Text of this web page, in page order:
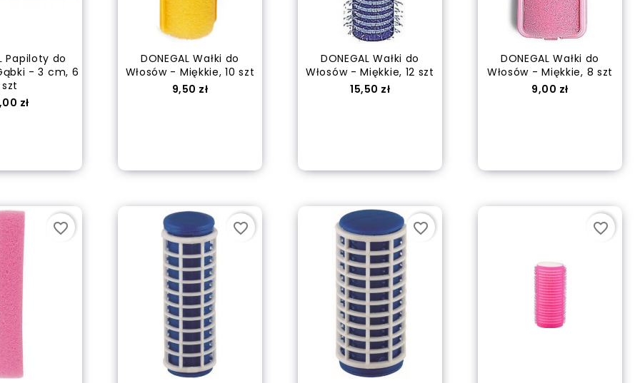
CONSTANCE
CARROLL...
Cena
16,90 zł
DIADEM - Podkład do...
Cena
Papiloty do
- 3 cm, 6
szt
zł
DONEGAL Wałki do
Włosów - Miękkie, 10 szt
Cena
9,50 zł
DONEGAL Wałki do
Włosów - Miękkie, 12 szt
Cena
15,50 zł
DONEGAL Wałki do
Włosów - Miękkie, 8 szt
Cena
9,00 zł
favorite_border favorite_border favorite_border favorite_border